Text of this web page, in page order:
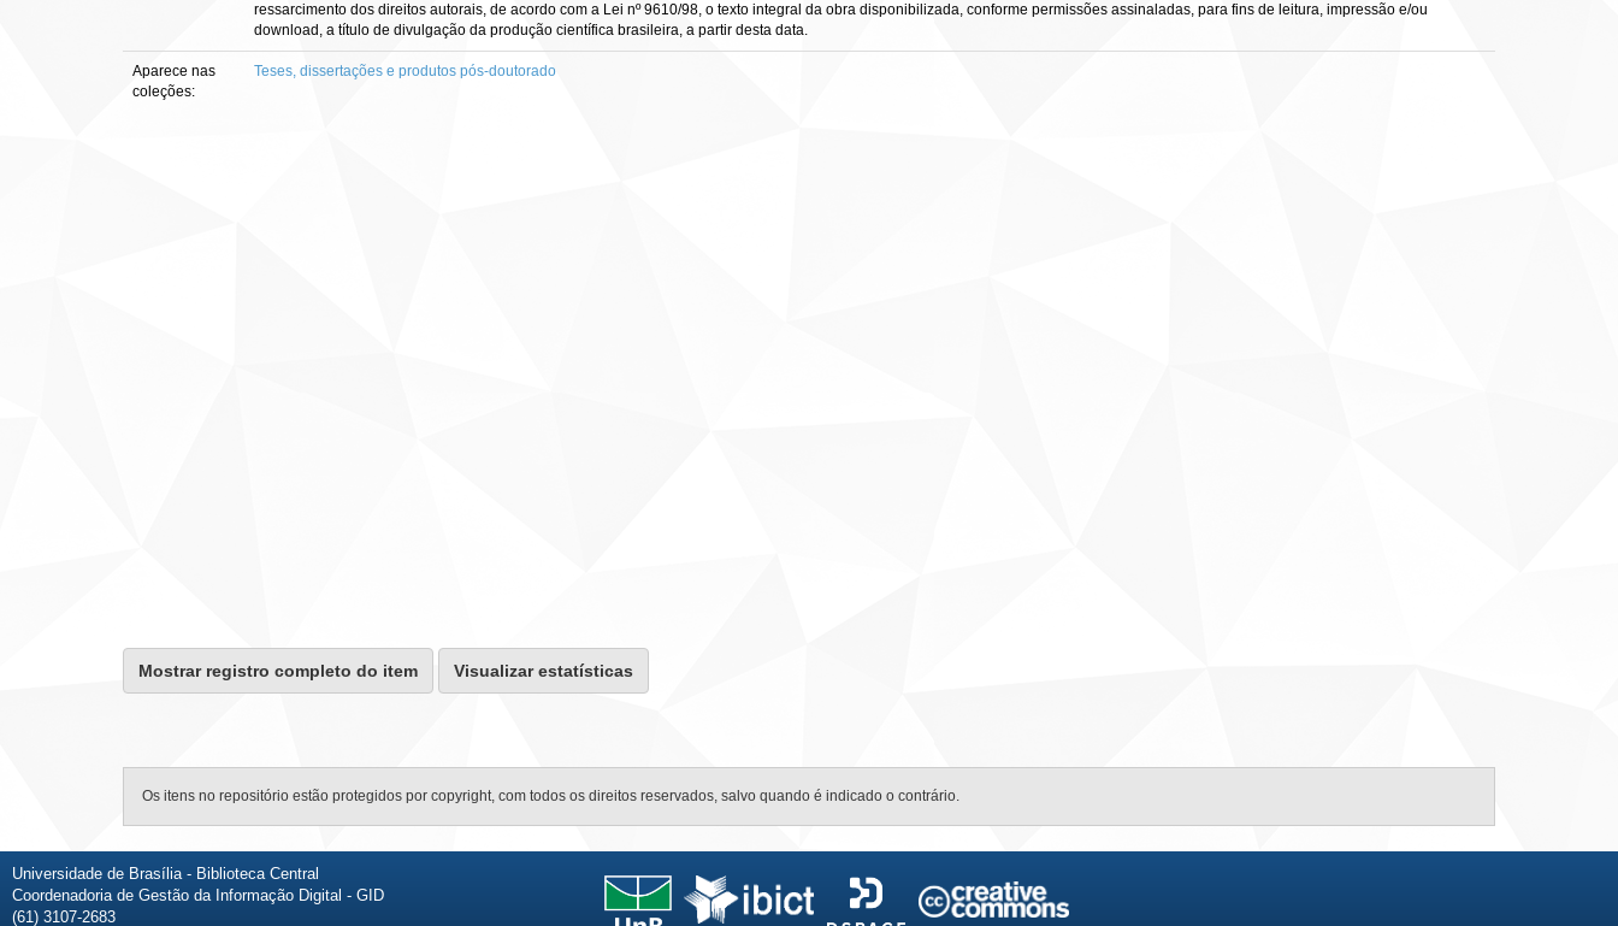
ressarcimento dos direitos autorais, de acordo com a Lei nº 9610/98, o texto integral da obra disponibilizada, conforme permissões assinaladas, para fins de leitura, impressão e/ou
download, a título de divulgação da produção científica brasileira, a partir desta data.
Aparece nas
coleções:
Teses, dissertações e produtos pós-doutorado
Mostrar registro completo do item Visualizar estatísticas
Os itens no repositório estão protegidos por copyright, com todos os direitos reservados, salvo quando é indicado o contrário.
Universidade de Brasília - Biblioteca Central
Coordenadoria de Gestão da Informação Digital - GID
(61) 3107-2683